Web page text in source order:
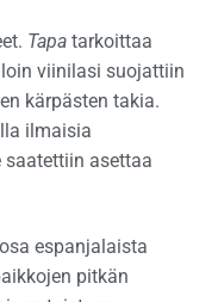
Tapa tarkoittaa
viinilasi suojattiin
kärpästen takia.
ilmaisia
asettaa
espanjalaista
pitkän